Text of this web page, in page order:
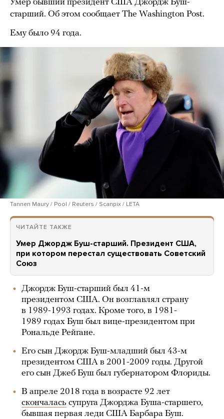
Умер бывший президент США Джордж Буш-
старший. Об этом сообщает The Washington Post.
Ему было 94 года.
Tannen Maury / Pool / Reuters / Scanpix / LETA
ЧИТАЙТЕ ТАКЖЕ
Умер Джордж Буш-старший. Президент США,
при котором перестал существовать Советский
Союз
Джордж Буш-старший был 41-м
президентом США. Он возглавлял страну
в 1989-1993 годах. Кроме того, в 1981-
1989 годах Буш был вице-президентом при
Рональде Рейгане.
Его сын Джордж Буш-младший был 43-м
президентом США в 2001-2009 годы. Другой
его сын Джеб Буш был губернатором Флориды.
В апреле 2018 года в возрасте 92 лет
скончалась супруга Джорджа Буша-старшего,
бывшая первая леди США Барбара Буш.